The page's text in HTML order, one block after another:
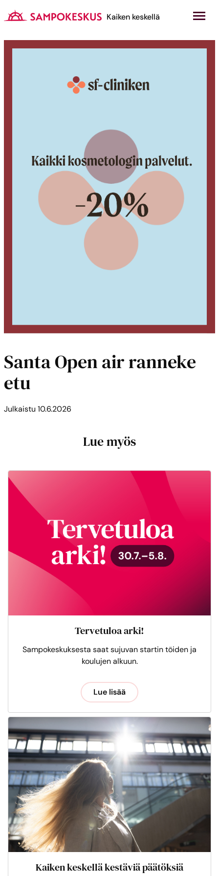
sisältöön
Kauppakeskus Sampokeskus
Kaiken keskellä
Santa Open air ranneke
etu
Julkaistu 10.6.2026
Lue myös
Tervetuloa arki!
Sampokeskuksesta saat sujuvan startin töiden ja
koulujen alkuun.
Lue lisää
Kaiken keskellä kestäviä päätöksiä